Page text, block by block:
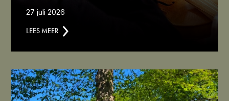
27 juli 2026
LEES MEER